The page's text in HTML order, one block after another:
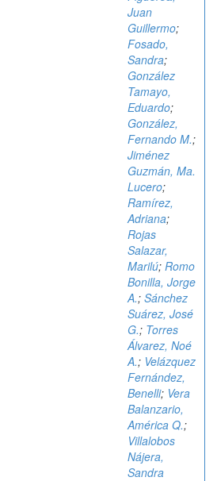
Juan
Guillermo;
Fosado,
Sandra;
González
Tamayo,
Eduardo;
González,
Fernando M.;
Jiménez
Guzmán, Ma.
Lucero;
Ramírez,
Adriana;
Rojas
Salazar,
Marilú; Romo
Bonilla, Jorge
A.; Sánchez
Suárez, José
G.; Torres
Álvarez, Noé
A.; Velázquez
Fernández,
Benelli; Vera
Balanzario,
América Q.;
Villalobos
Nájera,
Sandra